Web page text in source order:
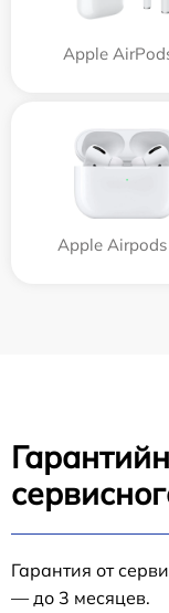
Apple
Apple
Гарантия от
— до 3 месяцев.